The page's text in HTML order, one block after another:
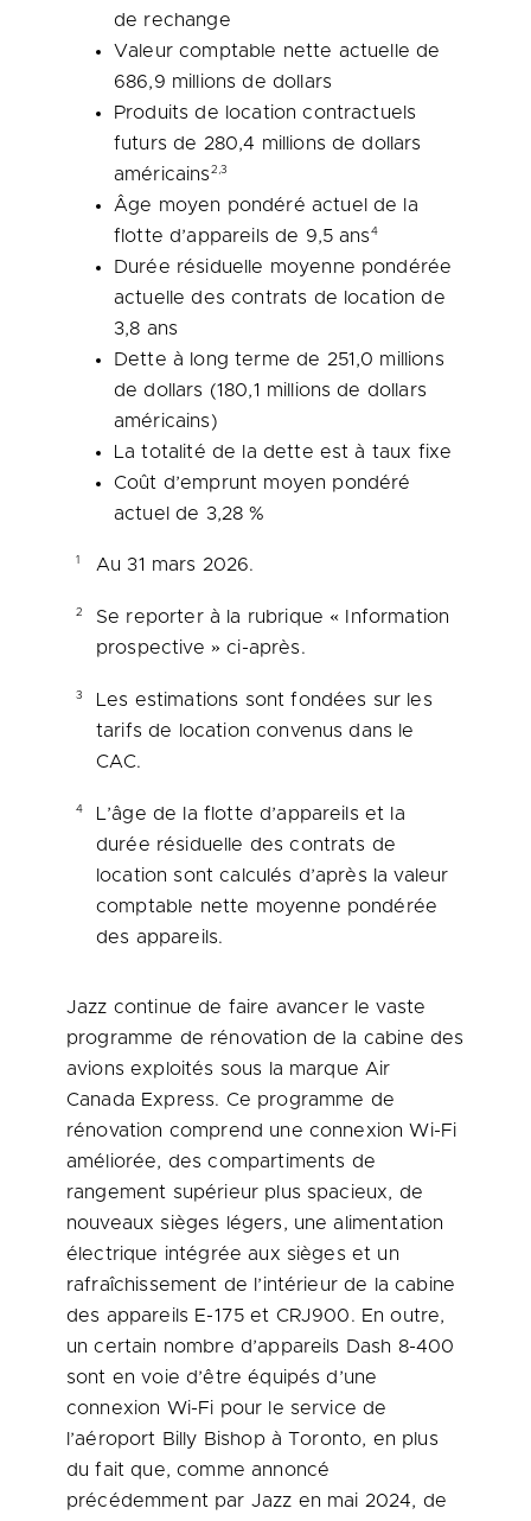
de rechange
Valeur comptable nette actuelle de
686,9 millions de dollars
Produits de location contractuels
futurs de 280,4 millions de dollars
américains 2,3
Âge moyen pondéré actuel de la
flotte d’appareils de 9,5 ans 4
Durée résiduelle moyenne pondérée
actuelle des contrats de location de
3,8 ans
Dette à long terme de 251,0 millions
de dollars (180,1 millions de dollars
américains)
La totalité de la dette est à taux fixe
Coût d’emprunt moyen pondéré
actuel de 3,28 %
1 Au 31 mars 2026.
2
Se reporter à la rubrique « Information
prospective » ci-après.
3
Les estimations sont fondées sur les
tarifs de location convenus dans le
CAC.
4
L’âge de la flotte d’appareils et la
durée résiduelle des contrats de
location sont calculés d’après la valeur
comptable nette moyenne pondérée
des appareils.
Jazz continue de faire avancer le vaste
programme de rénovation de la cabine des
avions exploités sous la marque Air
Canada Express. Ce programme de
rénovation comprend une connexion Wi-Fi
améliorée, des compartiments de
rangement supérieur plus spacieux, de
nouveaux sièges légers, une alimentation
électrique intégrée aux sièges et un
rafraîchissement de l’intérieur de la cabine
des appareils E-175 et CRJ900. En outre,
un certain nombre d’appareils Dash 8-400
sont en voie d’être équipés d’une
connexion Wi-Fi pour le service de
l’aéroport Billy Bishop à Toronto, en plus
du fait que, comme annoncé
précédemment par Jazz en mai 2024, de